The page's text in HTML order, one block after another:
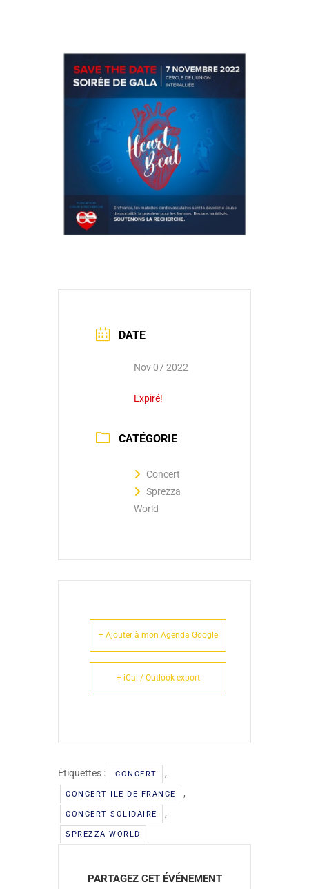
DATE
Nov 07 2022
Expiré!
CATÉGORIE
Concert
Sprezza
World
+ Ajouter à mon Agenda Google
+ iCal / Outlook export
Étiquettes : CONCERT ,
CONCERT ILE-DE-FRANCE ,
CONCERT SOLIDAIRE ,
SPREZZA WORLD
PARTAGEZ CET ÉVÉNEMENT